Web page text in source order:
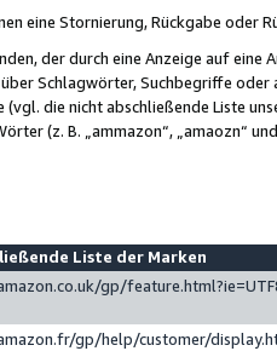
eine Stornierung, Rückgabe oder
der durch eine Anzeige auf
Schlagwörter, Suchbegriffe
die nicht abschließende Liste
(z. B. „ammazon“, „amaozn“
Liste der Marken
gp/
gp/help/customer/